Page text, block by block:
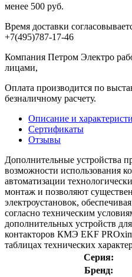
менее 500 руб.
Время доставки
+7(495)787-17-46
Компания Петром Электро
лицами,
Оплата производится по
безналичному расчету.
Описание и
Сертификаты
Отзывы
Дополнительные устройства
возможности использования
автоматизации
монтаж и позволяют
электроустановок,
согласно техническим
дополнительных устройств
контакторов КМЭ EKF
таблицах технических
Серия:
Бренд: